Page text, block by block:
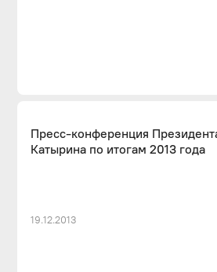
Пресс-конференция
Катырина по итогам 2013 года
19.12.2013